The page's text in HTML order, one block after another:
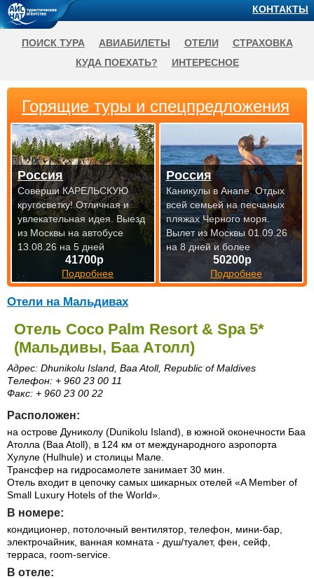
Отели на Мальдивах
Отель Coco Palm Resort & Spa 5*
(Мальдивы, Баа Атолл)
Адрес: Dhunikolu Island, Baa Atoll, Republic of Maldives
Телефон: + 960 23 00 11
Факс: + 960 23 00 22
Расположен:
на острове Дуниколу (Dunikolu Island), в южной оконечности Баа
Атолла (Baa Atoll), в 124 км от международного аэропорта
Хулуле (Hulhule) и столицы Мале.
Трансфер на гидросамолете занимает 30 мин.
Отель входит в цепочку самых шикарных отелей «A Member of
Small Luxury Hotels of the World».
В номере:
кондиционер, потолочный вентилятор, телефон, мини-бар,
электрочайник, ванная комната - душ/туалет, фен, сейф,
терраса, room-service.
В отеле:
Горящие туры и спецпредложения
41700р
Подробнее
Россия
Соверши КАРЕЛЬСКУЮ
кругосветку! Отличная и
увлекательная идея. Выезд
из Москвы на автобусе
13.08.26 на 5 дней
50200р
Подробнее
Россия
Каникулы в Анапе. Отдых
всей семьей на песчаных
пляжах Черного моря.
Вылет из Москвы 01.09.26
на 8 дней и более
КОНТАКТЫ
ПОИСК ТУРА АВИАБИЛЕТЫ ОТЕЛИ
СТРАХОВКА
КУДА ПОЕХАТЬ?
ИНТЕРЕСНОЕ